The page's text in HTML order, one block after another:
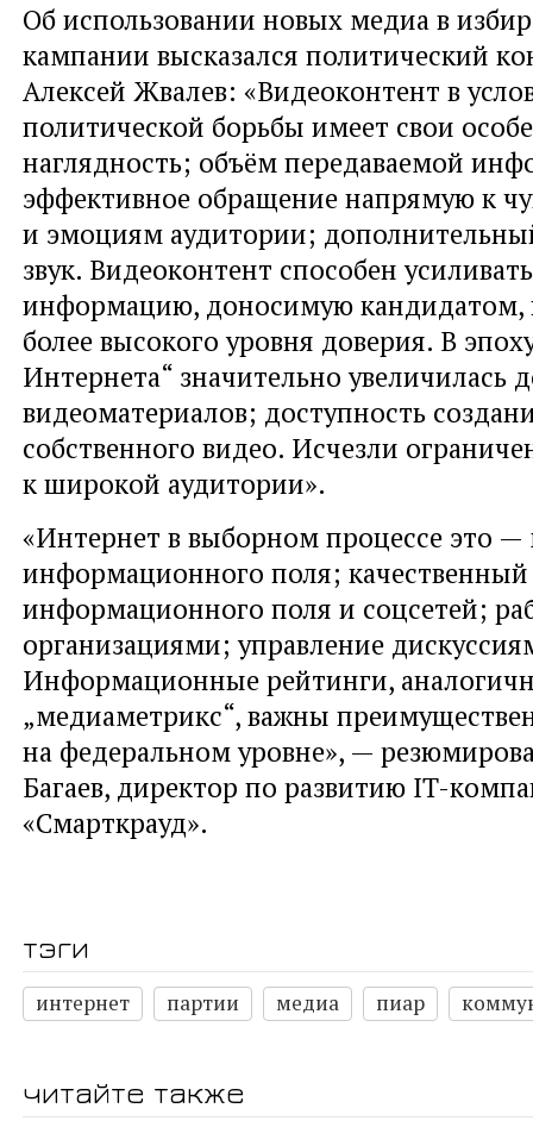
Об использовании новых медиа в
кампании высказался политический
Алексей Жвалев: «Видеоконтент в
политической борьбы имеет свои
наглядность; объём передаваемой
эффективное обращение напрямую к
и эмоциям аудитории;
звук. Видеоконтент способен
информацию, доносимую кандидатом,
более высокого уровня доверия. В
Интернета“ значительно увеличилась
видеоматериалов; доступность
собственного видео. Исчезли
к широкой аудитории».
«Интернет в выборном процессе это
информационного поля; качественный
информационного поля и соцсетей;
организациями; управление
Информационные рейтинги,
„медиаметрикс“, важны
на федеральном уровне», —
Багаев, директор по развитию IT-
«Смарткрауд».
тэги
интернет партии медиа пиар
читайте также